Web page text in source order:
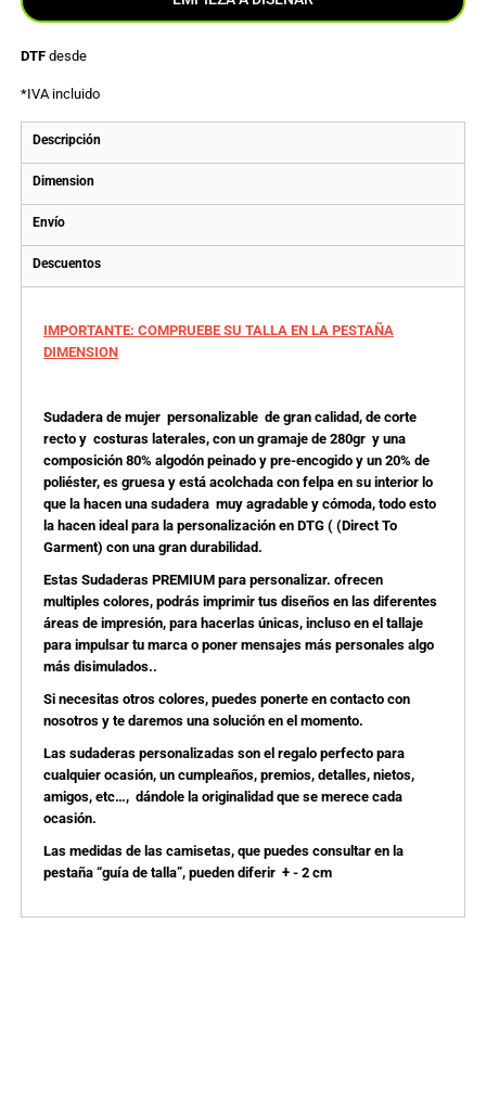
DTFdesde
*IVA incluido
Descripción
Dimension
Envío
Descuentos
IMPORTANTE: COMPRUEBE SU TALLA EN LA PESTAÑA
DIMENSION
Sudadera de mujer personalizable de gran calidad, de corte
recto y costuras laterales, con un gramaje de 280gr y una
composición 80% algodón peinado y pre-encogido y un 20% de
poliéster, es gruesa y está acolchada con felpa en su interior lo
que la hacen una sudadera muy agradable y cómoda, todo esto
la hacen ideal para la personalización en DTG ( (Direct To
Garment) con una gran durabilidad.
Estas Sudaderas PREMIUM para personalizar. ofrecen
multiples colores, podrás imprimir tus diseños en las diferentes
áreas de impresión, para hacerlas únicas, incluso en el tallaje
para impulsar tu marca o poner mensajes más personales algo
más disimulados..
Si necesitas otros colores, puedes ponerte en contacto con
nosotros y te daremos una solución en el momento.
Las sudaderas personalizadas son el regalo perfecto para
cualquier ocasión, un cumpleaños, premios, detalles, nietos,
amigos, etc…, dándole la originalidad que se merece cada
ocasión.
Las medidas de las camisetas, que puedes consultar en la
pestaña “guía de talla”, pueden diferir + - 2 cm